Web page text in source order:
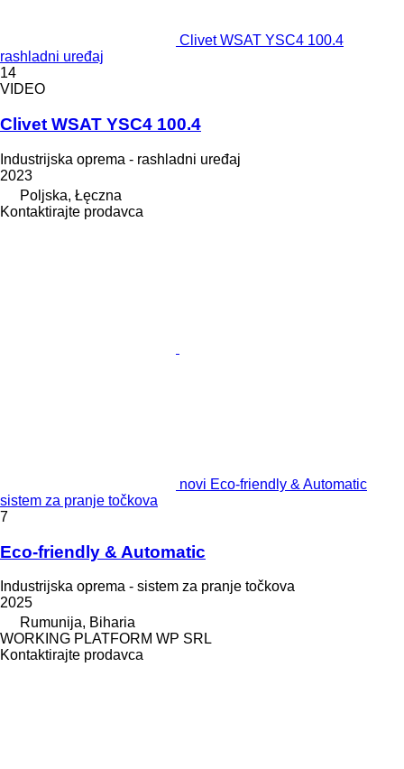
Clivet WSAT YSC4 100.4
rashladni uređaj
14
VIDEO
Clivet WSAT YSC4 100.4
Industrijska oprema - rashladni uređaj
2023
Poljska, Łęczna
Kontaktirajte prodavca
novi Eco-friendly & Automatic
sistem za pranje točkova
7
Eco-friendly & Automatic
Industrijska oprema - sistem za pranje točkova
2025
Rumunija, Biharia
WORKING PLATFORM WP SRL
Kontaktirajte prodavca